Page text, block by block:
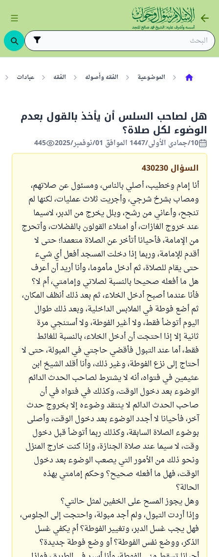
الموضوعية الفقه وأصوله الفقه عبادات
هل لصاحب السلس أن يأخذ بالقول بعدم
الوضوء لكل صلاة؟
10/جمادى الأولى/1447 الموافق 01/نوفمبر/2025 445
السؤال 430230
أنا إمام وخطيب، أصلي بالناس، ومسئول عن صلاتهم،
ومصاب بشرخ شرجي، وأجريت ثلاث عمليات، لكنها لم
تنجح، وأعاني من رشح، وبلل يخرج من الدبر، لاسيما
عند خروج الغازات، أو امتلاء القولون بالفضلات، وأتحرج
من الإمامة، فأحيانا أتأخر عن الصلاة متعمدا؛ حتى لا
أقدم للإمامة، وربما إذا دخلت المسجد أفعل أي شيء
حتى يقام للصلاة، ثم أدخل مأموما، وأنا أريد أن أعرف
هل ما أفعله صحيحا بالنسبة لصلاتي وإمامتي، أم لا؟
فأنا عندما أصبح أدخل الخلاء، ثم بعد ذلك أنظف المكان،
ثم أضع فوطة في الملابس الداخلية، وبعد ذلك طوال
اليوم أتوضأ فقط، ولا أغير الفوطة، ولا أستنجي مرة
ثانية إلا إذا احتجت أن أدخل الخلاء، بالنسبة للغائط
فقط، أما عند التبول فأقضي حاجتي في المبولة، حتى لا
أحتاج إلى نزع الفوطة، وغير ذلك، وأنا أقلد الشيخ ابن
عثيمين في فتواه، أنه لا يشترط لصاحب الحدث الدائم
الوضوء بعد دخول الوقت، وكذلك في فتواه في أن
صاحب الحدث الدائم لا ينتقد وضوءه إلا بخروج حدث
آخر، فأحيانا لا أجدد الوضوء بعد دخول الوقت، وأصلى
بوضوء الصلاة السابقة، وكذلك ربما أتوضأ قبل دخول
وقت، لا سيما عند صلاة الجنازة، وإذا كنت خارج المنزل
ونحو ذلك من الأمور التي يصعب الوضوء بعد دخول
الوقت، فهل ما أفعله صحيح؟ وحكم إمامتي بهذه
الحالة؟
وهل يجوز المسح على الخفين لمثل حالتي؟
وإذا أردت التبول، ولم أجد مبولة، واحتجت إلى الجلوس،
فهل يجب غسل الدبر، وتغيير الفوطة؟ أم يكفي غسل
الذكر، ووضع نفس الفوطة؟ أو وضع فوطة جديدة؟